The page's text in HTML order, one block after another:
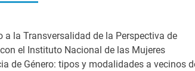
la Transversalidad de la Perspectiva de
el Instituto Nacional de las Mujeres
de Género: tipos y modalidades a vecinos